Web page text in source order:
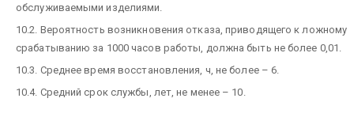
обслуживаемыми изделиями.
10.2. Вероятность возникновения отказа, приводящего к ложному
срабатыванию за 1000 часов работы, должна быть не более 0,01.
10.3. Среднее время восстановления, ч, не более – 6.
10.4. Средний срок службы, лет, не менее – 10.